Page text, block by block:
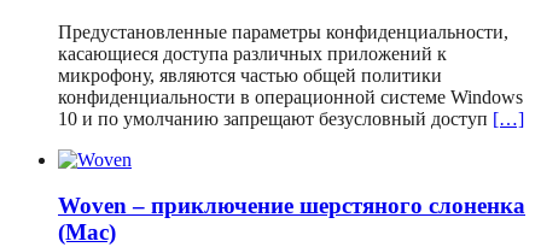
Предустановленные параметры конфиденциальности,
касающиеся доступа различных приложений к
микрофону, являются частью общей политики
конфиденциальности в операционной системе Windows
10 и по умолчанию запрещают безусловный доступ […]
Woven – приключение шерстяного слоненка
(Mac)